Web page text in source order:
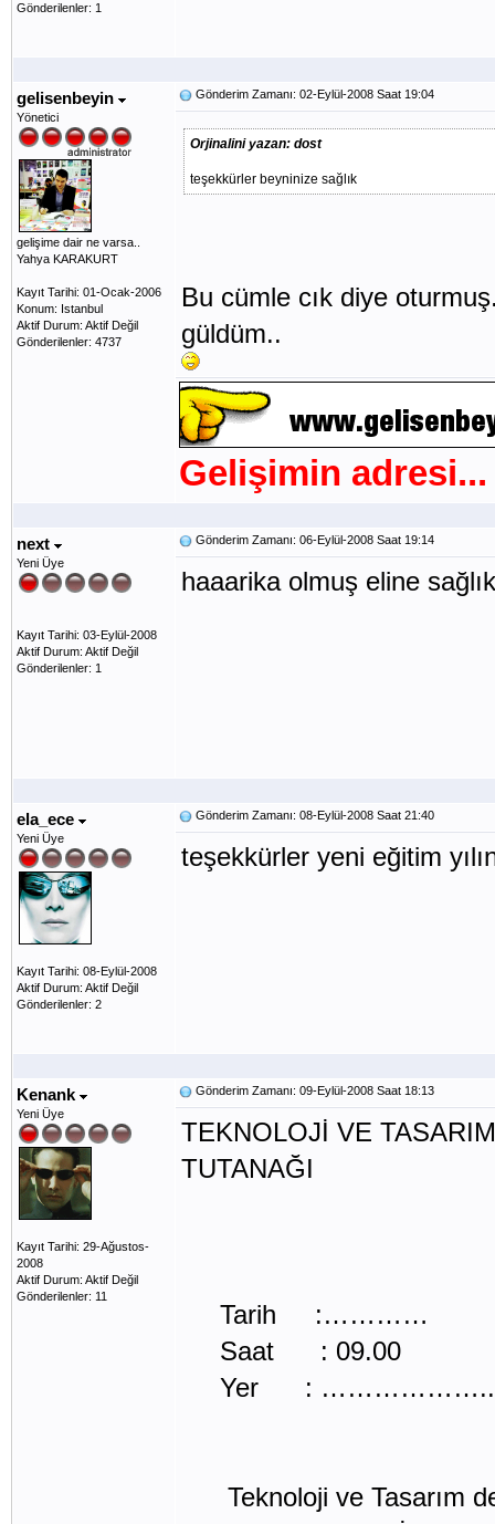
Gönderilenler: 1
gelisenbeyin
Yönetici
gelişime dair ne varsa..
Yahya KARAKURT
Kayıt Tarihi: 01-Ocak-2006
Konum: Istanbul
Aktif Durum: Aktif Değil
Gönderilenler: 4737
Gönderim Zamanı: 02-Eylül-2008 Saat 19:04
Orjinalini yazan: dost
teşekkürler beyninize sağlık
Bu cümle cık diye
güldüm..
Gelişimin adresi...
next
Yeni Üye
Kayıt Tarihi: 03-Eylül-2008
Aktif Durum: Aktif Değil
Gönderilenler: 1
Gönderim Zamanı: 06-Eylül-2008 Saat 19:14
haaarika olmuş eline
ela_ece
Yeni Üye
Kayıt Tarihi: 08-Eylül-2008
Aktif Durum: Aktif Değil
Gönderilenler: 2
Gönderim Zamanı: 08-Eylül-2008 Saat 21:40
teşekkürler yeni eğitim
Kenank
Yeni Üye
Kayıt Tarihi: 29-Ağustos-
2008
Aktif Durum: Aktif Değil
Gönderilenler: 11
Gönderim Zamanı: 09-Eylül-2008 Saat 18:13
TEKNOLOJİ VE
TUTANAĞI
Tarih :…………
Saat : 09.00
Yer : ………………..
Teknoloji ve Tasarım